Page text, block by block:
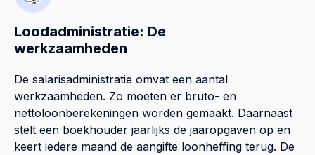
Loodadministratie: De
werkzaamheden
De salarisadministratie omvat een aantal
werkzaamheden. Zo moeten er bruto- en
nettoloonberekeningen worden gemaakt. Daarnaast
stelt een boekhouder jaarlijks de jaaropgaven op en
keert iedere maand de aangifte loonheffing terug. De